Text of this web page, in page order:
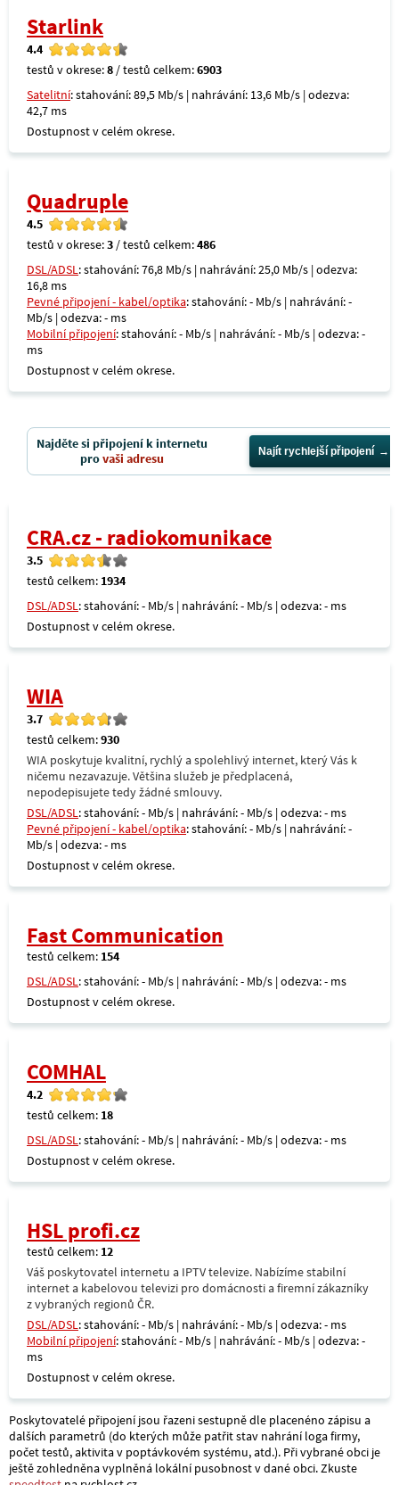
Starlink
4.4
testů v okrese:8 / testů celkem:6903
Satelitní: stahování: 89,5 Mb/s | nahrávání: 13,6 Mb/s | odezva:
42,7 ms
Dostupnost v celém okrese.
Quadruple
4.5
testů v okrese:3 / testů celkem:486
DSL/ADSL: stahování: 76,8 Mb/s | nahrávání: 25,0 Mb/s | odezva:
16,8 ms
Pevné připojení - kabel/optika: stahování: - Mb/s | nahrávání: -
Mb/s | odezva: - ms
Mobilní připojení: stahování: - Mb/s | nahrávání: - Mb/s | odezva: -
ms
Dostupnost v celém okrese.
Najděte si připojení k internetu
provaši adresu Najít rychlejší připojení
CRA.cz - radiokomunikace
3.5
testů celkem: 1934
DSL/ADSL: stahování: - Mb/s | nahrávání: - Mb/s | odezva: - ms
Dostupnost v celém okrese.
WIA
3.7
testů celkem:930
WIA poskytuje kvalitní, rychlý a spolehlivý internet, který Vás k
ničemu nezavazuje. Většina služeb je předplacená,
nepodepisujete tedy žádné smlouvy.
DSL/ADSL: stahování: - Mb/s | nahrávání: - Mb/s | odezva: - ms
Pevné připojení - kabel/optika: stahování: - Mb/s | nahrávání: -
Mb/s | odezva: - ms
Dostupnost v celém okrese.
Fast Communication
testů celkem: 154
DSL/ADSL: stahování: - Mb/s | nahrávání: - Mb/s | odezva: - ms
Dostupnost v celém okrese.
COMHAL
4.2
testů celkem: 18
DSL/ADSL: stahování: - Mb/s | nahrávání: - Mb/s | odezva: - ms
Dostupnost v celém okrese.
HSL profi.cz
testů celkem: 12
Váš poskytovatel internetu a IPTV televize. Nabízíme stabilní
internet a kabelovou televizi pro domácnosti a firemní zákazníky
z vybraných regionů ČR.
DSL/ADSL: stahování: - Mb/s | nahrávání: - Mb/s | odezva: - ms
Mobilní připojení: stahování: - Mb/s | nahrávání: - Mb/s | odezva: -
ms
Dostupnost v celém okrese.
Poskytovatelé připojení jsou řazeni sestupně dle placenéno zápisu a
dalších parametrů (do kterých může patřit stav nahrání loga firmy,
počet testů, aktivita v poptávkovém systému, atd.). Při vybrané obci je
ještě zohledněna vyplněná lokální pusobnost v dané obci. Zkuste